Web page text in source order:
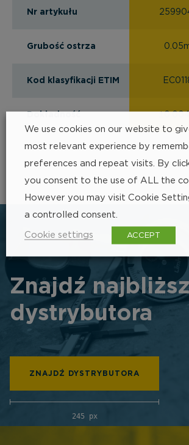
Nr artykułu
Grubość ostrza
Kod klasyfikacji ETIM
Znajdź
dystrybutora
ZNAJDŹ DYSTRYBUTORA
245 px
We use cookies on our website to
most relevant experience by
preferences and repeat visits. By
you consent to the use of ALL the
However you may visit Cookie
a controlled consent.
Cookie settings ACCEPT